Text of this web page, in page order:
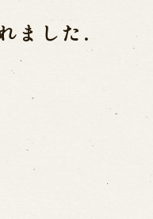
よくあるご質問
メ
お電話でお問い合わせ
予約
WEB予約 メール
ました.